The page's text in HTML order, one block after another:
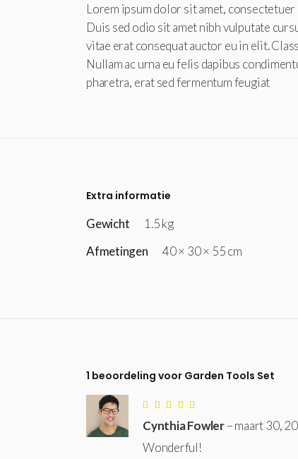
Lorem ipsum dolor sit amet,
Duis sed odio sit amet nibh vulputate
vitae erat consequat auctor eu in elit.
Nullam ac urna eu felis dapibus
pharetra, erat sed fermentum feugiat
Extra informatie
Gewicht
1.5 kg
Afmetingen
40 × 30 × 55 cm
1 beoordeling voor Garden Tools Set
5
Cynthia Fowler–maart 30,
Wonderful!